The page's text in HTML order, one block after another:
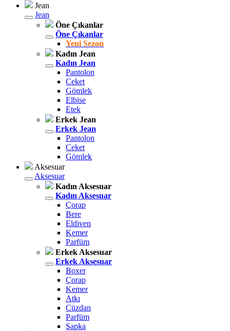
Jean
Jean
Öne Çıkanlar
Öne Çıkanlar
Yeni Sezon
Kadın Jean
Kadın Jean
Pantolon
Ceket
Gömlek
Elbise
Etek
Erkek Jean
Erkek Jean
Pantolon
Ceket
Gömlek
Aksesuar
Aksesuar
Kadın Aksesuar
Kadın Aksesuar
Çorap
Bere
Eldiven
Kemer
Parfüm
Erkek Aksesuar
Erkek Aksesuar
Boxer
Çorap
Kemer
Atkı
Cüzdan
Parfüm
Şapka